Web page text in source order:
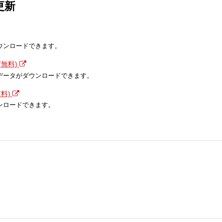
新
ロードできます。
料)
タがダウンロードできます。
)
ードできます。